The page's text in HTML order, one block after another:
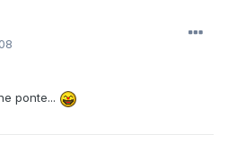
ponte...